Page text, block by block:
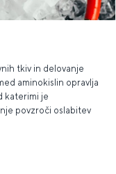
tkiv in delovanje
aminokislin opravlja
katerimi je
povzroči oslabitev